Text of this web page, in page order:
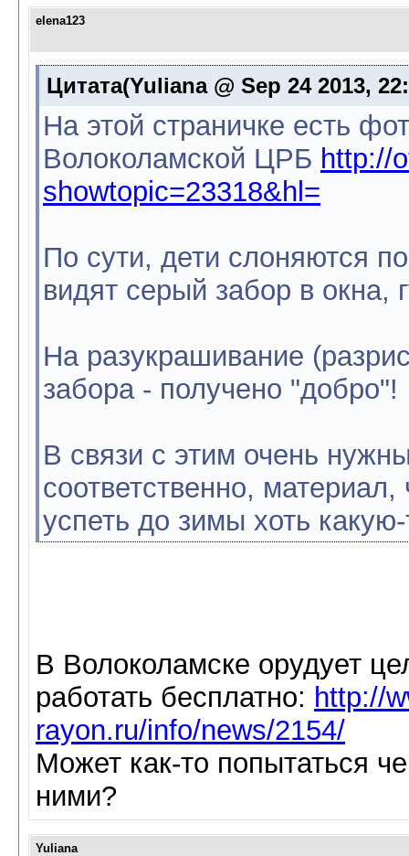
elena123
Цитата(Yuliana @ Sep 24 2013,
На этой страничке есть
Волоколамской ЦРБ http://
showtopic=23318&hl=
По сути, дети слоняются
видят серый забор в окна,
На разукрашивание
забора - получено "добро"!
В связи с этим очень
соответственно,
успеть до зимы хоть
В Волоколамске орудует
работать бесплатно: http://
rayon.ru/info/news/2154/
Может как-то попытаться
ними?
Yuliana